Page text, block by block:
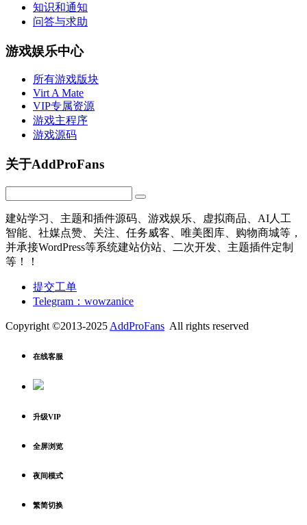
知识和通知
问答与求助
游戏娱乐中心
所有游戏版块
Virt A Mate
VIP专属资源
游戏主程序
游戏源码
关于AddProFans
建站学习、主题和插件源码、游戏娱乐、虚拟商品、AI人工
智能、社媒点赞、关注、任务威客、唯美图库、购物商城等，
并承接WordPress等系统建站仿站、二次开发、主题插件定制
等！！
提交工单
Telegram：wowzanice
Copyright ©2013-2025 AddProFans All rights reserved
在线客服
升级VIP
全屏浏览
夜间模式
繁简切换